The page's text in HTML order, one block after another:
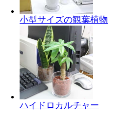
小型サイズの観葉植物
ハイドロカルチャー